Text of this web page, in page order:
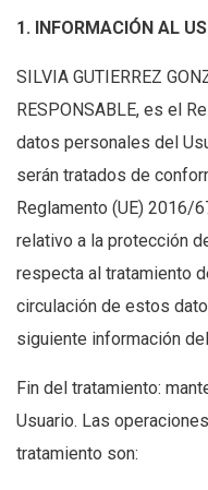
1. INFORMACIÓN AL
SILVIA GUTIERREZ
RESPONSABLE, es el
datos personales del
serán tratados de
Reglamento (UE) 2016/
relativo a la protección
respecta al tratamiento
circulación de estos
siguiente información
Fin del tratamiento:
Usuario. Las
tratamiento son: